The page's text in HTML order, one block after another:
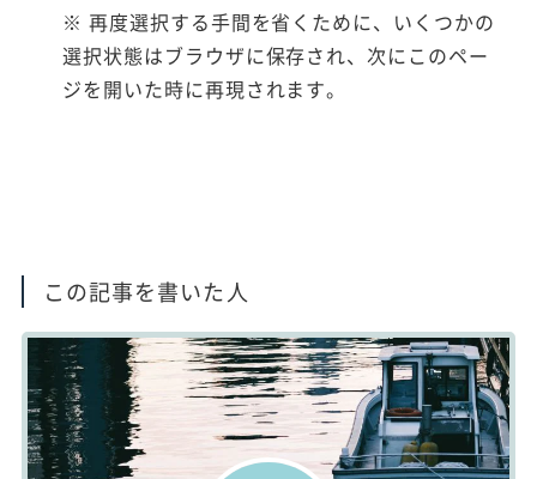
※ 再度選択する手間を省くために、いくつかの
選択状態はブラウザに保存され、次にこのペー
ジを開いた時に再現されます。
この記事を書いた人